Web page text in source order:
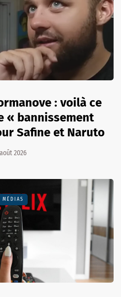
: voilà ce
« bannissement
Safine et Naruto
2026
MÉDIAS